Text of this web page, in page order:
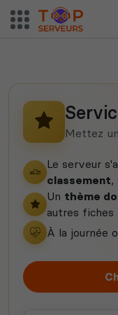
Squad
Myth of
Mettez
Le serveur
classement,
Un thème
autres fiches
À la journée